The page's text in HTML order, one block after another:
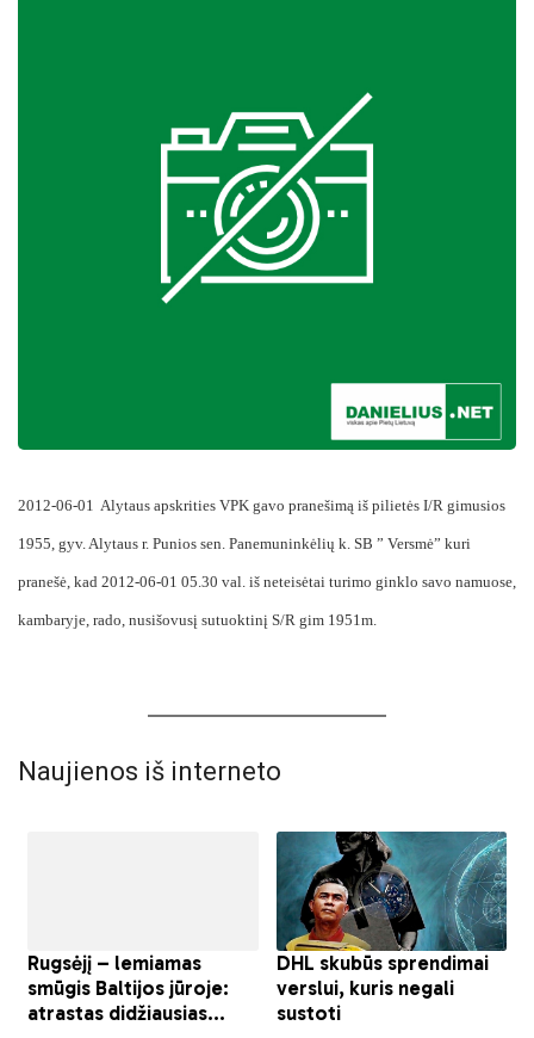
2012-06-01 Alytaus apskrities VPK gavo pranešimą iš pilietės I/R gimusios
1955, gyv. Alytaus r. Punios sen. Panemuninkėlių k. SB ” Versmė” kuri
pranešė, kad 2012-06-01 05.30 val. iš neteisėtai turimo ginklo savo namuose,
kambaryje, rado, nusišovusį sutuoktinį S/R gim 1951m.
Naujienos iš interneto